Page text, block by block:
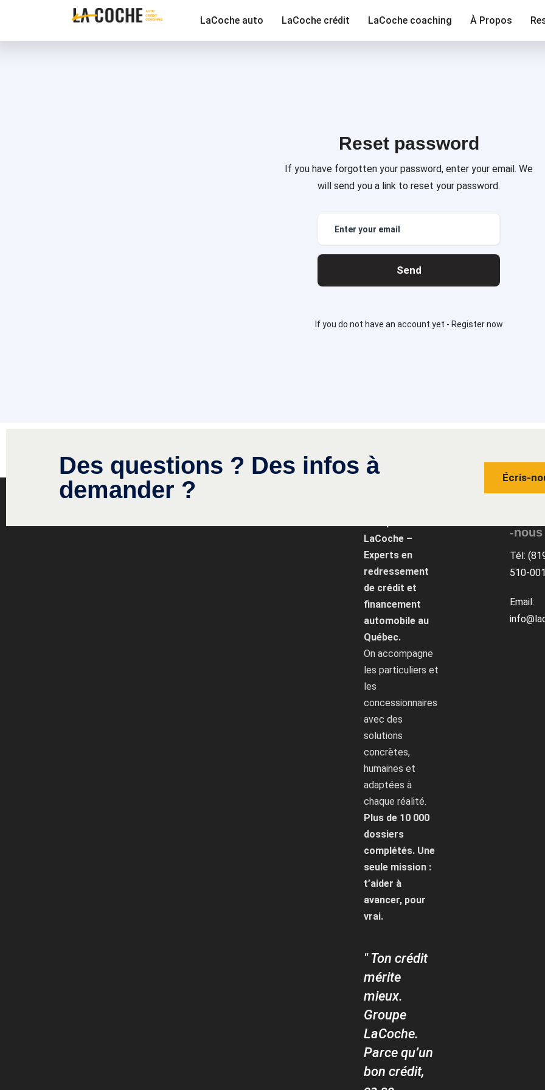
LaCoche auto LaCoche crédit LaCoche coaching À Propos
Reset password
If you have forgotten your password, enter your email. We
will send you a link to reset your password.
Send
If you do not have an account yet - Register now
Des questions ? Des infos à
demander ?
Écris-
LaCoche –
Experts en
redressement
de crédit et
financement
automobile au
Québec.
On accompagne
les particuliers et
les
concessionnaires
avec des
solutions
concrètes,
humaines et
adaptées à
chaque réalité.
Plus de 10 000
dossiers
complétés. Une
seule mission :
t’aider à
avancer, pour
vrai.
" Ton crédit
mérite
mieux.
Groupe
LaCoche.
Parce qu’un
bon crédit,
-nous
Tél:
510-
Email: